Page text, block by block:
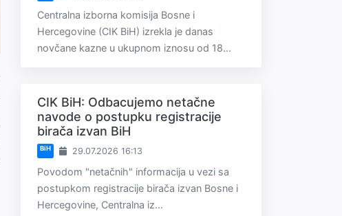
Centralna izborna komisija Bosne i
Hercegovine (CIK BiH) izrekla je danas
novčane kazne u ukupnom iznosu od 18...
CIK BiH: Odbacujemo netačne
navode o postupku registracije
birača izvan BiH
BiH 29.07.2026 16:13
Povodom "netačnih" informacija u vezi sa
postupkom registracije birača izvan Bosne i
Hercegovine, Centralna iz...